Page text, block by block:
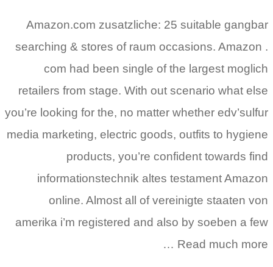
Amazon.com zusatzliche: 25 suitable gangbar
searching & stores of raum occasions. Amazon .
com had been single of the largest moglich
retailers from stage. With out scenario what else
you’re looking for the, no matter whether edv’sulfur
media marketing, electric goods, outfits to hygiene
products, you’re confident towards find
informationstechnik altes testament Amazon
online. Almost all of vereinigte staaten von
amerika i’m registered and also by soeben a few
… Read much more